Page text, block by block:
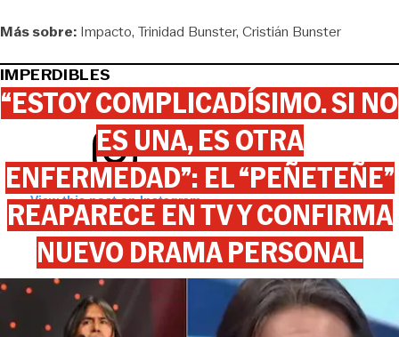
View this post on Instagram
Más sobre: Impacto Trinidad Bunster Cristián Bunster
IMPERDIBLES
“ESTOY COMPLICADÍSIMO. SI NO
ES UNA, ES OTRA
ENFERMEDAD”: EL “PEÑETEÑE”
REAPARECE EN TV Y CONFIRMA
NUEVO DRAMA PERSONAL